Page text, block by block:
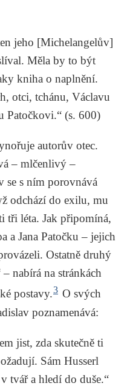
jeho [Michelangelův]
Měla by to být
kniha o naplnění.
otci, tchánu, Václavu
Patočkovi.“ (s. 600)
autorův otec.
– mlčenlivý –
se s ním porovnává
odchází do exilu, mu
tři léta. Jak připomíná,
a Jana Patočku– jejich
Ostatně druhý
nabírá na stránkách
postavy.3 O svých
poznamenává:
jist, zda skutečně ti
Sám Husserl
tvář a hledí do duše.“